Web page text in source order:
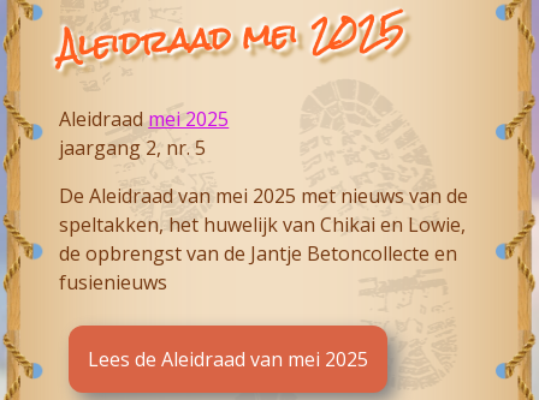
Aleidraad mei 2025
Aleidraad mei 2025
jaargang 2, nr. 5
De Aleidraad van mei 2025 met nieuws van de
speltakken, het huwelijk van Chikai en Lowie,
de opbrengst van de Jantje Betoncollecte en
fusienieuws
Lees de Aleidraad van mei 2025